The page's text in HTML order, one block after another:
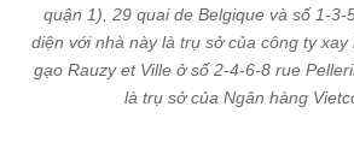
quận 1), 29 quai de Belgique và số 1-
diện với nhà này là trụ sở của công ty
gạo Rauzy et Ville ở số 2-4-6-8 rue
là trụ sở của Ngân hàng